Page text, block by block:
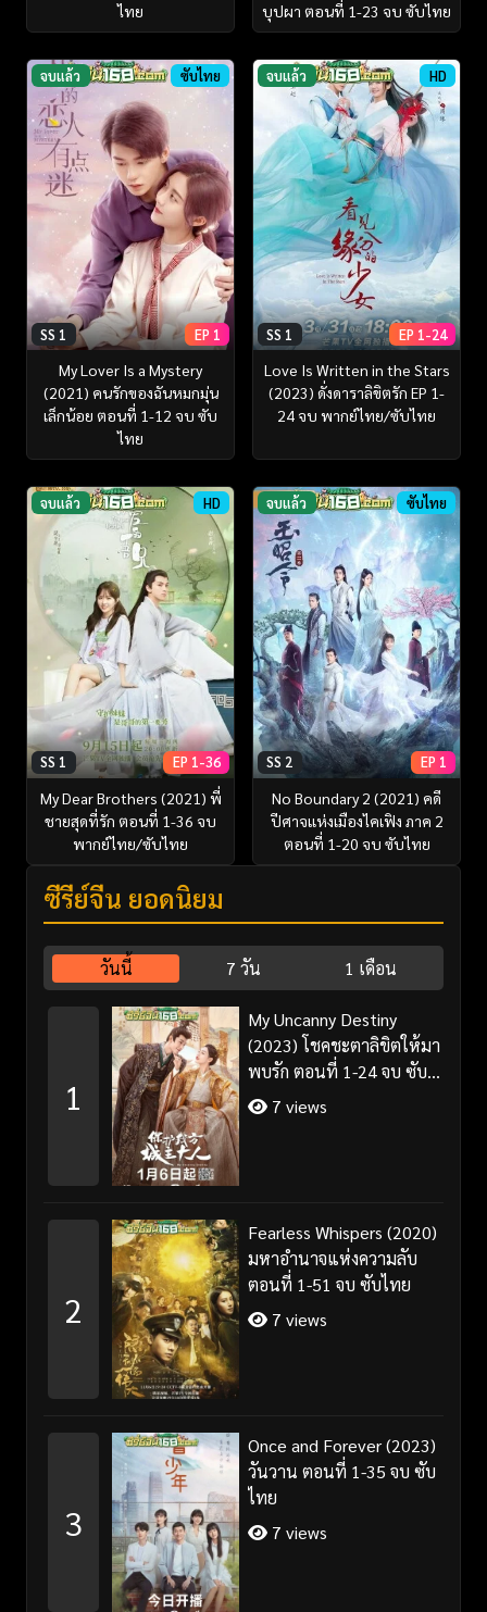
ไทย
บุปผา ตอนที่ 1-23 จบ ซับไทย
จบแล้ว ซับไทย
SS 1 EP 1
My Lover Is a Mystery
(2021) คนรักของฉันหมกมุ่น
เล็กน้อย ตอนที่ 1-12 จบ ซับ
ไทย
จบแล้ว HD
SS 1 EP 1-24
Love Is Written in the Stars
(2023) ดั่งดาราลิขิตรัก EP 1-
24 จบ พากย์ไทย/ซับไทย
จบแล้ว HD
SS 1 EP 1-36
My Dear Brothers (2021) พี่
ชายสุดที่รัก ตอนที่ 1-36 จบ
พากย์ไทย/ซับไทย
จบแล้ว ซับไทย
SS 2 EP 1
No Boundary 2 (2021) คดี
ปีศาจแห่งเมืองไคเฟิง ภาค 2
ตอนที่ 1-20 จบ ซับไทย
ซีรี่ย์จีน ยอดนิยม
วันนี้ 7 วัน 1 เดือน
1
My Uncanny Destiny
(2023) โชคชะตาลิขิตให้มา
พบรัก ตอนที่ 1-24 จบ ซับ
ไทย/พากย์ไทย
7 views
2
Fearless Whispers (2020)
มหาอำนาจแห่งความลับ
ตอนที่ 1-51 จบ ซับไทย
7 views
3
Once and Forever (2023)
วันวาน ตอนที่ 1-35 จบ ซับ
ไทย
7 views